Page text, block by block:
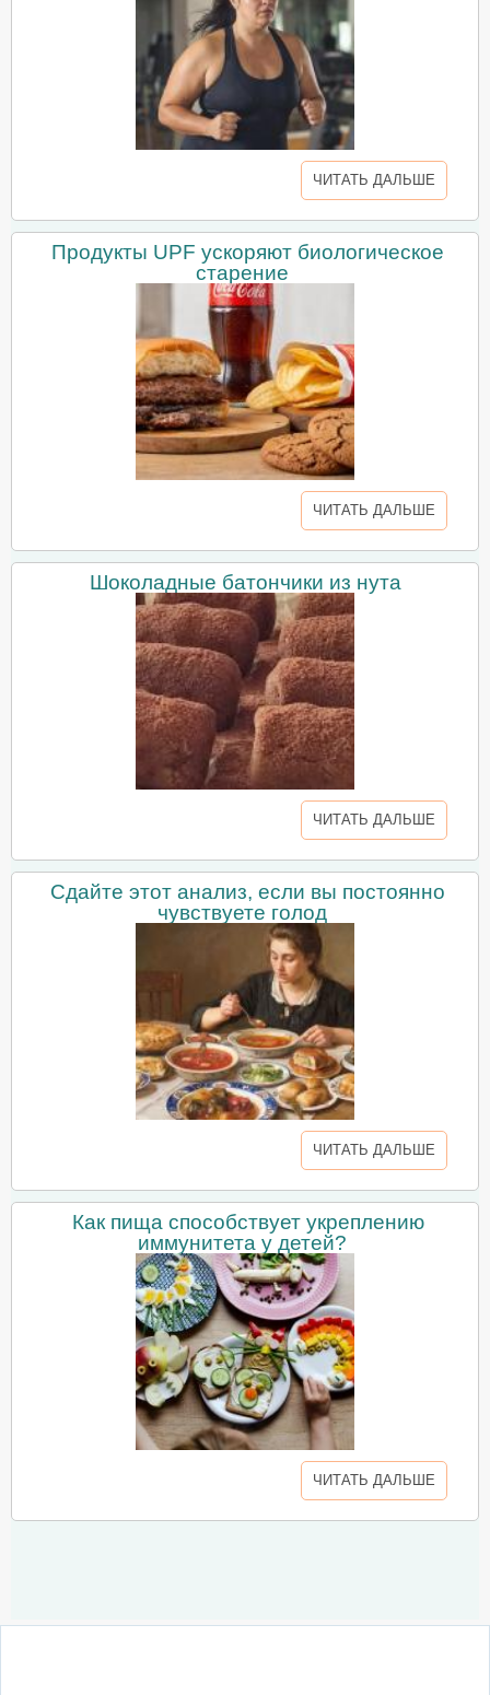
ЧИТАТЬ ДАЛЬШЕ
Продукты UPF ускоряют биологическое
старение
ЧИТАТЬ ДАЛЬШЕ
Шоколадные батончики из нута
ЧИТАТЬ ДАЛЬШЕ
Сдайте этот анализ, если вы постоянно
чувствуете голод
ЧИТАТЬ ДАЛЬШЕ
Как пища способствует укреплению
иммунитета у детей?
ЧИТАТЬ ДАЛЬШЕ